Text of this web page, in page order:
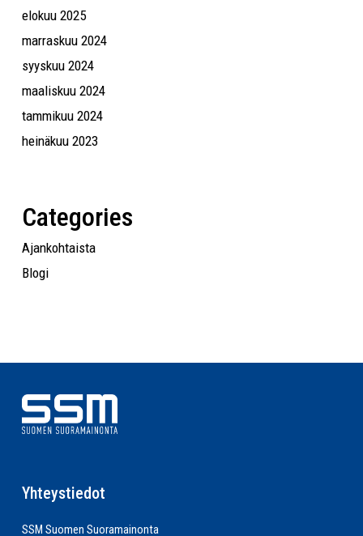
elokuu 2025
marraskuu 2024
syyskuu 2024
maaliskuu 2024
tammikuu 2024
heinäkuu 2023
Categories
Ajankohtaista
Blogi
Yhteystiedot
SSM Suomen Suoramainonta